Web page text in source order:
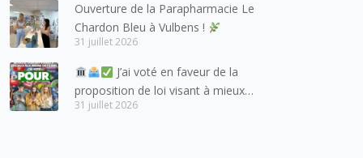
lesquels la Haute-Savoie
entretient des liens étroits et
quotidiens.
Ouverture de la Parapharmacie Le
Chardon Bleu à Vulbens !
31 juillet 2026
J’ai voté en faveur de la
proposition de loi visant à mieux
protéger les mineurs des risques
31 juillet 2026